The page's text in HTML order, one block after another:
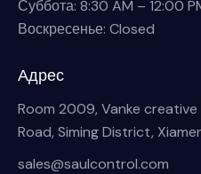
Суббота: 8:30 AM – 12:00
Воскресенье: Closed
Адрес
Room 2009, Vanke creative
Road, Siming District,
sales@saulcontrol.com